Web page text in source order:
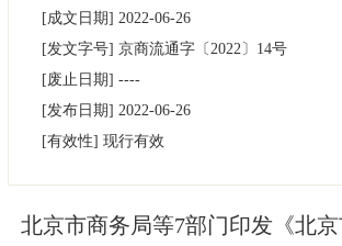
市领导
政策兑现
[成文日期] 2022-06-26
[发文字号] 京商流通字〔2022〕 14号
[废止日期] ----
[发布日期] 2022-06-26
[有效性] 现行有效
北京市商务局等7部门印发《北